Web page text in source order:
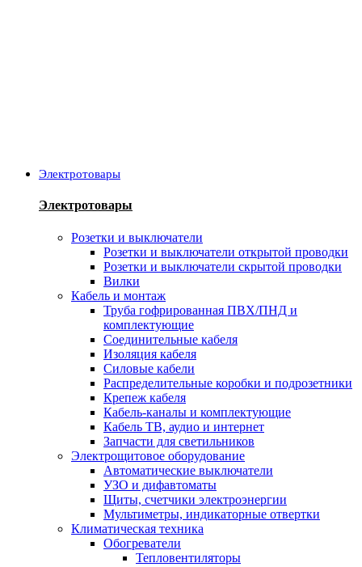
Электротовары
Электротовары
Розетки и выключатели
Розетки и выключатели открытой проводки
Розетки и выключатели скрытой проводки
Вилки
Кабель и монтаж
Труба гофрированная ПВХ/ПНД и
комплектующие
Соединительные кабеля
Изоляция кабеля
Силовые кабели
Распределительные коробки и подрозетники
Крепеж кабеля
Кабель-каналы и комплектующие
Кабель ТВ, аудио и интернет
Запчасти для светильников
Электрощитовое оборудование
Автоматические выключатели
УЗО и дифавтоматы
Щиты, счетчики электроэнергии
Мультиметры, индикаторные отвертки
Климатическая техника
Обогреватели
Тепловентиляторы